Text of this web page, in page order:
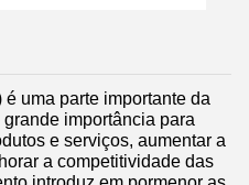
uma parte importante da
importância para
e serviços, aumentar a
a competitividade das